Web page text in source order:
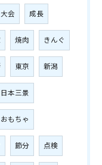
会 成長
焼肉 きんぐ
東京 新潟
日本三景
おもちゃ
節分 点検